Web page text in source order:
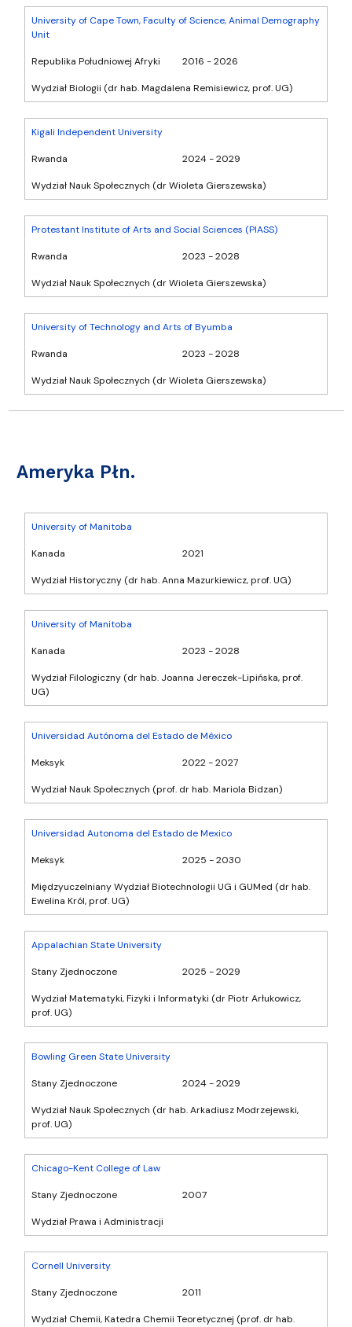
University of Cape Town, Faculty of Science, Animal Demography
Unit
Republika Południowej Afryki 2016 - 2026
Wydział Biologii (dr hab. Magdalena Remisiewicz, prof. UG)
Kigali Independent University
Rwanda 2024 - 2029
Wydział Nauk Społecznych (dr Wioleta Gierszewska)
Protestant Institute of Arts and Social Sciences (PIASS)
Rwanda 2023 - 2028
Wydział Nauk Społecznych (dr Wioleta Gierszewska)
University of Technology and Arts of Byumba
Rwanda 2023 - 2028
Wydział Nauk Społecznych (dr Wioleta Gierszewska)
Ameryka Płn.
University of Manitoba
Kanada 2021
Wydział Historyczny (dr hab. Anna Mazurkiewicz, prof. UG)
University of Manitoba
Kanada 2023 - 2028
Wydział Filologiczny (dr hab. Joanna Jereczek-Lipińska, prof.
UG)
Universidad Autónoma del Estado de México
Meksyk 2022 - 2027
Wydział Nauk Społecznych (prof. dr hab. Mariola Bidzan)
Universidad Autonoma del Estado de Mexico
Meksyk 2025 - 2030
Międzyuczelniany Wydział Biotechnologii UG i GUMed (dr hab.
Ewelina Król, prof. UG)
Appalachian State University
Stany Zjednoczone 2025 - 2029
Wydział Matematyki, Fizyki i Informatyki (dr Piotr Arłukowicz,
prof. UG)
Bowling Green State University
Stany Zjednoczone 2024 - 2029
Wydział Nauk Społecznych (dr hab. Arkadiusz Modrzejewski,
prof. UG)
Chicago-Kent College of Law
Stany Zjednoczone 2007
Wydział Prawa i Administracji
Cornell University
Stany Zjednoczone 2011
Wydział Chemii, Katedra Chemii Teoretycznej (prof. dr hab.